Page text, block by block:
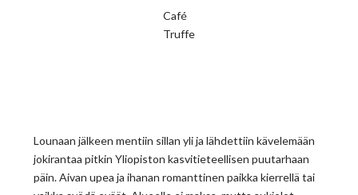
Café
Truffe
Lounaan jälkeen mentiin sillan yli ja lähdettiin kävelemään
jokirantaa pitkin Yliopiston kasvitieteellisen puutarhaan
päin. Aivan upea ja ihanan romanttinen paikka kierrellä tai